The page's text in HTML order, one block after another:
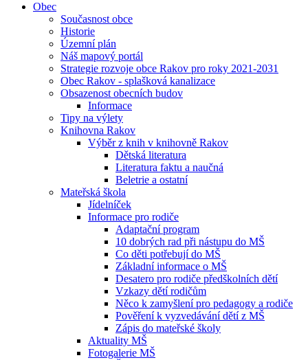
Obec
Současnost obce
Historie
Územní plán
Náš mapový portál
Strategie rozvoje obce Rakov pro roky 2021-2031
Obec Rakov - splašková kanalizace
Obsazenost obecních budov
Informace
Tipy na výlety
Knihovna Rakov
Výběr z knih v knihovně Rakov
Dětská literatura
Literatura faktu a naučná
Beletrie a ostatní
Mateřská škola
Jídelníček
Informace pro rodiče
Adaptační program
10 dobrých rad při nástupu do MŠ
Co děti potřebují do MŠ
Základní informace o MŠ
Desatero pro rodiče předškolních dětí
Vzkazy dětí rodičům
Něco k zamyšlení pro pedagogy a rodiče
Pověření k vyzvedávání dětí z MŠ
Zápis do mateřské školy
Aktuality MŠ
Fotogalerie MŠ